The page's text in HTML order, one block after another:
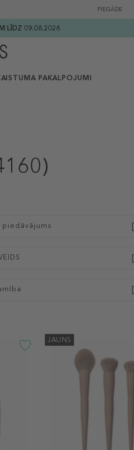
PIEGĀDE
LĪDZ 09.08.2026
PAKALPOJUMI
piedāvājums
JAUNS